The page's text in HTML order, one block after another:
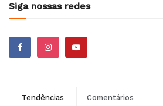
Siga nossas redes
Tendências Comentários